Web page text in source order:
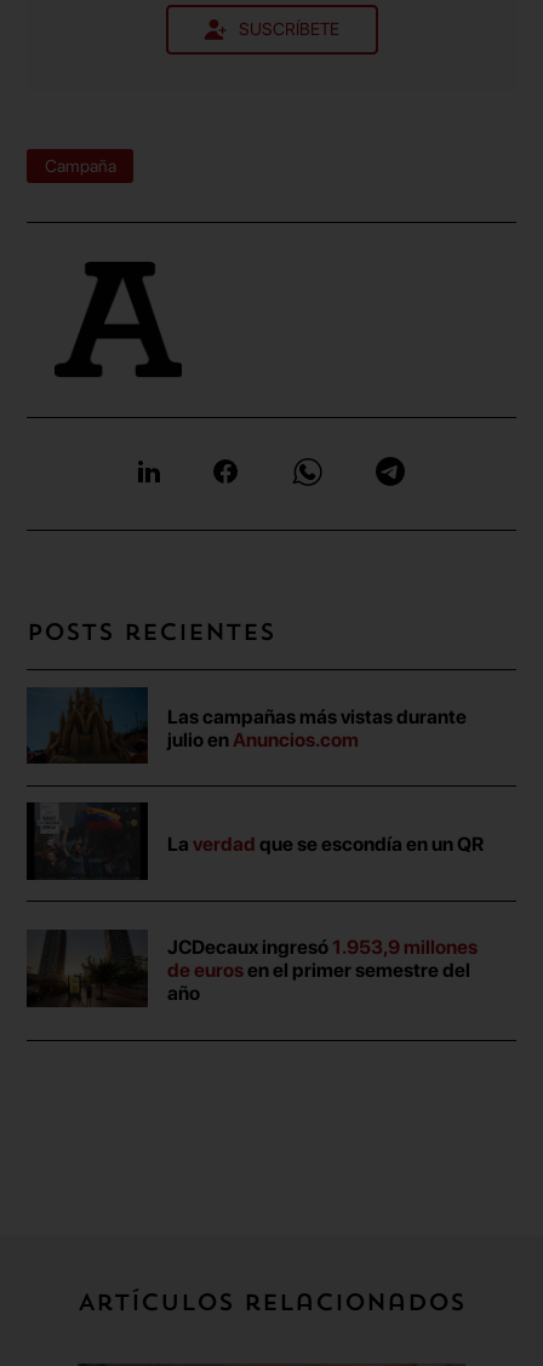
SUSCRÍBETE
Campaña
Posts recientes
Las campañas más vistas durante
julio en Anuncios.com
Laverdad que se escondía en un QR
JCDecaux ingresó 1.953,9 millones
de eurosen el primer semestre del
año
Artículos relacionados